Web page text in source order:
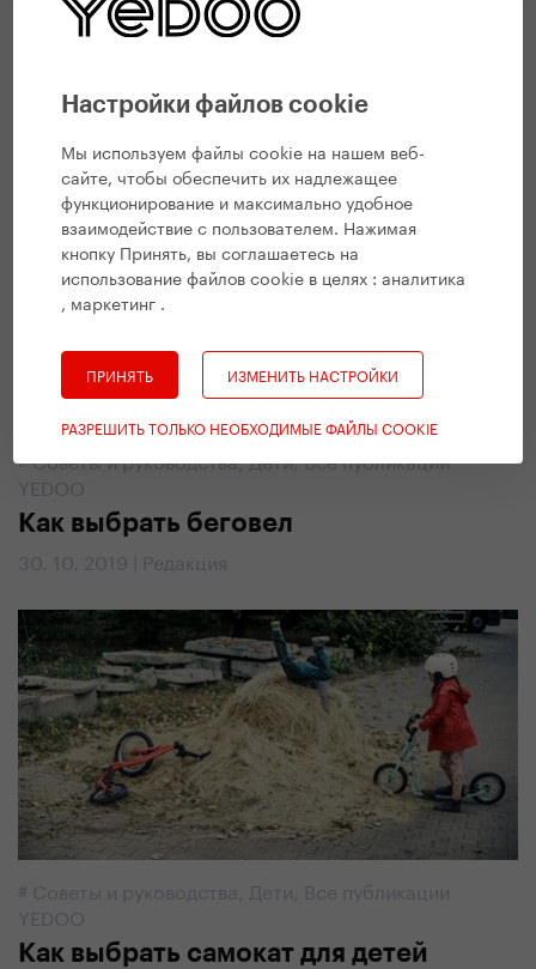
Настройки файлов cookie
Мы используем файлы cookie на нашем веб-
сайте, чтобы обеспечить их надлежащее
функционирование и максимально удобное
взаимодействие с пользователем. Нажимая
кнопку Принять, вы соглашаетесь на
использование файлов cookie в целях :аналитика
, маркетинг .
ПРИНЯТЬ ИЗМЕНИТЬ НАСТРОЙКИ
РАЗРЕШИТЬ ТОЛЬКО НЕОБХОДИМЫЕ ФАЙЛЫ COOKIE
Как выбрать самокат для взрослых
#Советы и руководства,Дети,Все публикации
YEDOO
Как выбрать беговел
30. 10. 2019 | Редакция
# Советы и руководства Дети Все публикации
YEDOO
Как выбрать самокат для детей